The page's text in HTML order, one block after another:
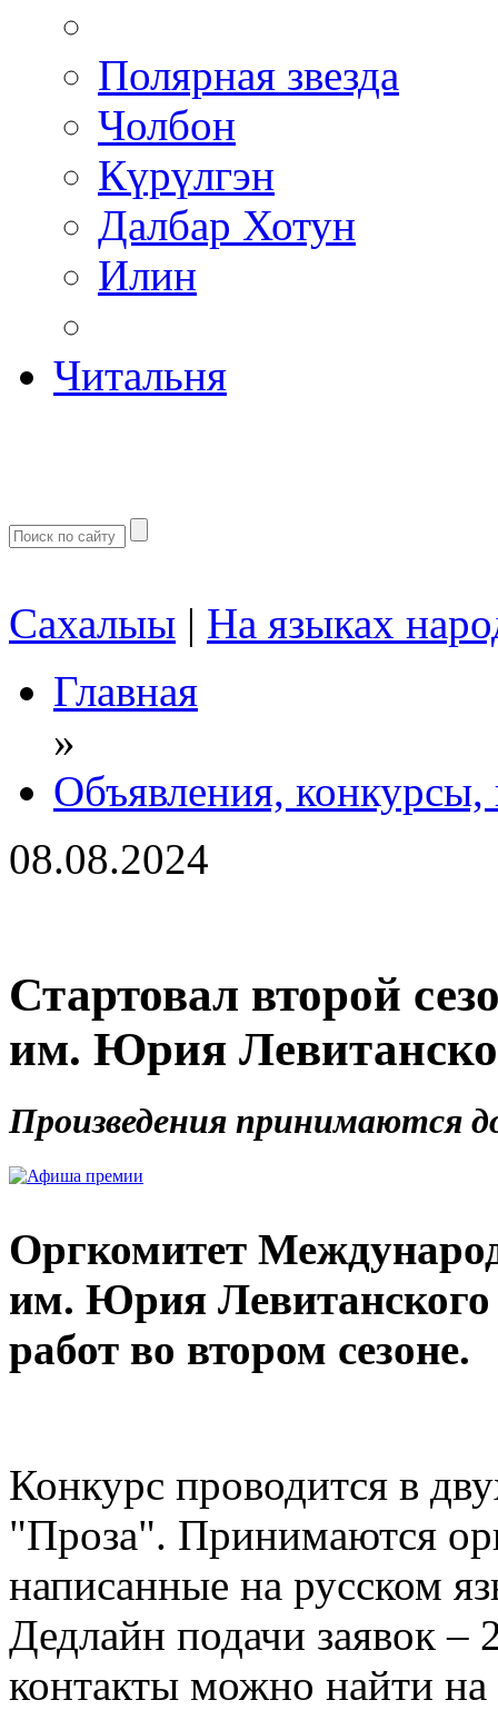
Полярная звезда
Чолбон
Күрүлгэн
Далбар Хотун
Илин
Читальня
Сахалыы | На языках
Главная
»
Объявления, конкурсы,
08.08.2024
Стартовал второй
им. Юрия
Произведения принимаются
Оргкомитет
им. Юрия Левитанского
работ во втором сезоне.
Конкурс проводится в
"Проза". Принимаются
написанные на русском
Дедлайн подачи заявок –
контакты можно найти на